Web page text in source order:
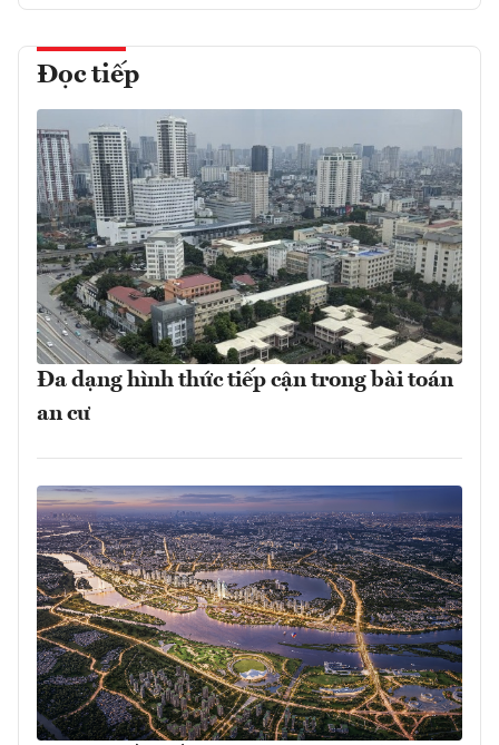
Đọc tiếp
Đa dạng hình thức tiếp cận trong bài toán
an cư